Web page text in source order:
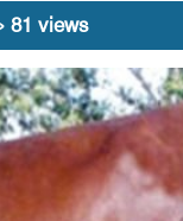
81 views